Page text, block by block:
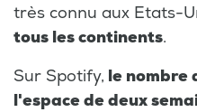
très connu aux Etats-
tous les continents.
Sur Spotify, le nombre
l'espace de deux